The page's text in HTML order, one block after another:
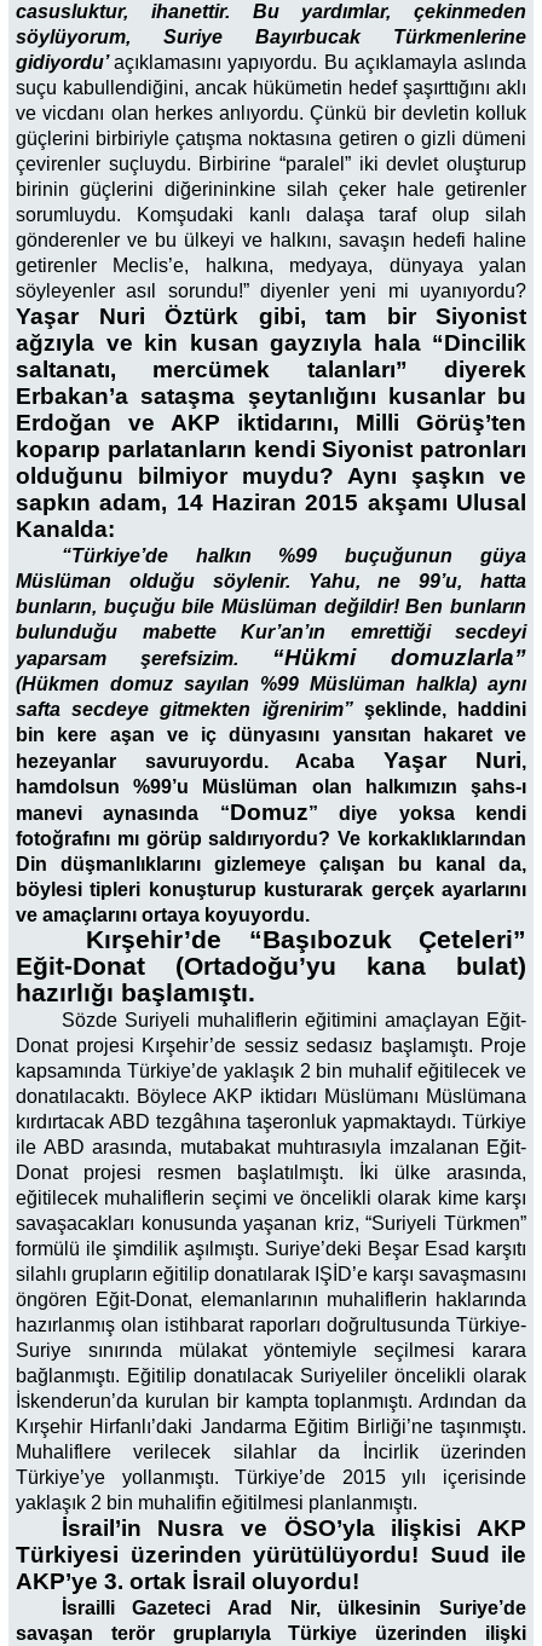
casusluktur, ihanettir. Bu yardımlar, çekinmeden
söylüyorum, Suriye Bayırbucak Türkmenlerine
gidiyordu’açıklamasını yapıyordu. Bu açıklamayla aslında
suçu kabullendiğini, ancak hükümetin hedef şaşırttığını aklı
ve vicdanı olan herkes anlıyordu. Çünkü bir devletin kolluk
güçlerini birbiriyle çatışma noktasına getiren o gizli dümeni
çevirenler suçluydu. Birbirine “paralel” iki devlet oluşturup
birinin güçlerini diğerininkine silah çeker hale getirenler
sorumluydu. Komşudaki kanlı dalaşa taraf olup silah
gönderenler ve bu ülkeyi ve halkını, savaşın hedefi haline
getirenler Meclis’e, halkına, medyaya, dünyaya yalan
söyleyenler asıl sorundu!” diyenler yeni mi uyanıyordu?
Yaşar Nuri Öztürk gibi, tam bir Siyonist
ağzıyla ve kin kusan gayzıyla hala “Dincilik
saltanatı, mercümek talanları” diyerek
Erbakan’a sataşma şeytanlığını kusanlar bu
Erdoğan ve AKP iktidarını, Milli Görüş’ten
koparıp parlatanların kendi Siyonist patronları
olduğunu bilmiyor muydu? Aynı şaşkın ve
sapkın adam, 14 Haziran 2015 akşamı Ulusal
Kanalda:
“Türkiye’de halkın %99 buçuğunun güya
Müslüman olduğu söylenir. Yahu, ne 99’u, hatta
bunların, buçuğu bile Müslüman değildir! Ben bunların
bulunduğu mabette Kur’an’ın emrettiği secdeyi
yaparsam şerefsizim. “Hükmi domuzlarla”
(Hükmen domuz sayılan %99 Müslüman halkla) aynı
safta secdeye gitmekten iğrenirim” şeklinde, haddini
bin kere aşan ve iç dünyasını yansıtan hakaret ve
hezeyanlar savuruyordu. Acaba Yaşar Nuri,
hamdolsun %99’u Müslüman olan halkımızın şahs-ı
manevi aynasında “Domuz” diye yoksa kendi
fotoğrafını mı görüp saldırıyordu? Ve korkaklıklarından
Din düşmanlıklarını gizlemeye çalışan bu kanal da,
böylesi tipleri konuşturup kusturarak gerçek ayarlarını
ve amaçlarını ortaya koyuyordu.
Kırşehir’de “Başıbozuk Çeteleri”
Eğit-Donat (Ortadoğu’yu kana bulat)
hazırlığı başlamıştı.
Sözde Suriyeli muhaliflerin eğitimini amaçlayan Eğit-
Donat projesi Kırşehir’de sessiz sedasız başlamıştı. Proje
kapsamında Türkiye’de yaklaşık 2 bin muhalif eğitilecek ve
donatılacaktı. Böylece AKP iktidarı Müslümanı Müslümana
kırdırtacak ABD tezgâhına taşeronluk yapmaktaydı. Türkiye
ile ABD arasında, mutabakat muhtırasıyla imzalanan Eğit-
Donat projesi resmen başlatılmıştı. İki ülke arasında,
eğitilecek muhaliflerin seçimi ve öncelikli olarak kime karşı
savaşacakları konusunda yaşanan kriz, “Suriyeli Türkmen”
formülü ile şimdilik aşılmıştı. Suriye’deki Beşar Esad karşıtı
silahlı grupların eğitilip donatılarak IŞİD’e karşı savaşmasını
öngören Eğit-Donat, elemanlarının muhaliflerin haklarında
hazırlanmış olan istihbarat raporları doğrultusunda Türkiye-
Suriye sınırında mülakat yöntemiyle seçilmesi karara
bağlanmıştı. Eğitilip donatılacak Suriyeliler öncelikli olarak
İskenderun’da kurulan bir kampta toplanmıştı. Ardından da
Kırşehir Hirfanlı’daki Jandarma Eğitim Birliği’ne taşınmıştı.
Muhaliflere verilecek silahlar da İncirlik üzerinden
Türkiye’ye yollanmıştı. Türkiye’de 2015 yılı içerisinde
yaklaşık 2 bin muhalifin eğitilmesi planlanmıştı.
İsrail’in Nusra ve ÖSO’yla ilişkisi AKP
Türkiyesi üzerinden yürütülüyordu! Suud ile
AKP’ye 3. ortak İsrail oluyordu!
İsrailli Gazeteci Arad Nir, ülkesinin Suriye’de
savaşan terör gruplarıyla Türkiye üzerinden ilişki